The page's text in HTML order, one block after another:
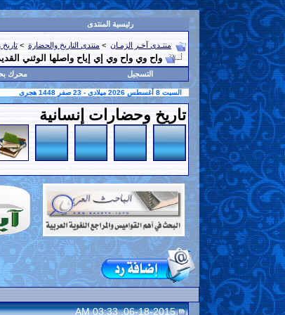
رئيسية المنتدى
منتـدى آخـر الزمـان > منتدى التاريخ والحضارة >
واح وي واح وي إي إياح واصلها الوثني
التسجيل محرك
السبت 8 أغسطس 2026 ميلادى - 23 صفر 1448 هجرى
تاريخ وحضارات إنسانية
06-18-2015, 03:33 AM